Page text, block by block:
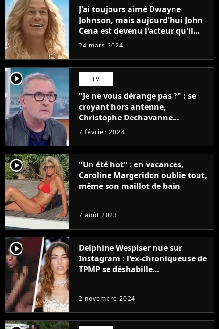
J'ai toujours aimé Dwayne
Johnson, mais aujourd'hui John
Cena est devenu l'acteur qu'il
rêvait d'être (et Ricky Stanicky le
24 mars 2024
player2 TV
"Je ne vous dérange pas ?" : se
croyant hors antenne,
Christophe Dechavanne
embarrasse Emilie Tran Nguyen
7 février 2024
player2
"Un été hot" : en vacances,
Caroline Margeridon oublie tout,
même son maillot de bain
7 août 2023
player2
Delphine Wespiser nue sur
Instagram : l'ex-chroniqueuse de
TPMP se déshabille
monde)
2 novembre 2024